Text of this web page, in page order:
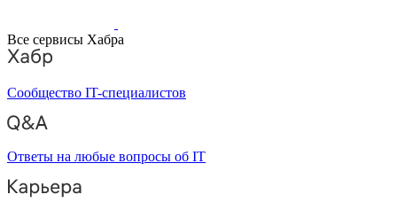
Все сервисы Хабра
Сообщество IT-специалистов
Ответы на любые вопросы об IT